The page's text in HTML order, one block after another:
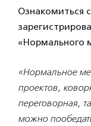
Ознакомиться
«Нормального
«Нормальное
проектов,
переговорная,
можно